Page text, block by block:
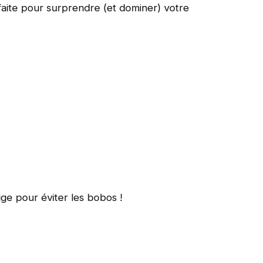
pour surprendre (et dominer) votre
pour éviter les bobos !